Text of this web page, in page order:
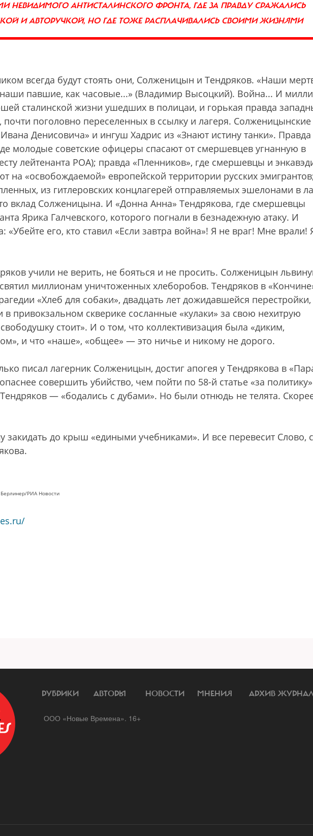
НЕВИДИМОГО АНТИСТАЛИНСКОГО ФРОНТА, ГДЕ ЗА ПРАВДУ СРАЖАЛИСЬ
И АВТОРУЧКОЙ, НО ГДЕ ТОЖЕ РАСПЛАЧИВАЛИСЬ СВОИМИ ЖИЗНЯМИ
всегда будут стоять они, Солженицын и Тендряков. «Наши
наши павшие, как часовые...» (Владимир Высоцкий). Война... И
сталинской жизни ушедших в полицаи, и горькая правда
почти поголовно переселенных в ссылку и лагеря. Солженицынские
Денисовича» и ингуш Хадрис из «Знают истину танки». Правда
молодые советские офицеры спасают от смершевцев угнанную в
лейтенанта РОА); правда «Пленников», где смершевцы и
на «освобождаемой» европейской территории русских
из гитлеровских концлагерей отправляемых эшелонами в
вклад Солженицына. И «Донна Анна» Тендрякова, где смершевцы
Ярика Галчевского, которого погнали в безнадежную атаку. И
«Убейте его, кто ставил «Если завтра война»! Я не враг! Мне врали!
учили не верить, не бояться и не просить. Солженицын
миллионам уничтоженных хлеборобов. Тендряков в
«Хлеб для собаки», двадцать лет дожидавшейся перестройки,
в привокзальном скверике сосланные «кулаки» за свою нехитрую
стоит». И о том, что коллективизация была «диким,
и что «наше», «общее» — это ничье и никому не дорого.
писал лагерник Солженицын, достиг апогея у Тендрякова в
совершить убийство, чем пойти по 58-й статье «за
— «бодались с дубами». Но были отнюдь не телята.
закидать до крыш «едиными учебниками». И все перевесит Слово,
РИА Новости
РУБРИКИ АВТОРЫ НОВОСТИ МНЕНИЯ АРХИВ
ООО «Новые Времена». 16+